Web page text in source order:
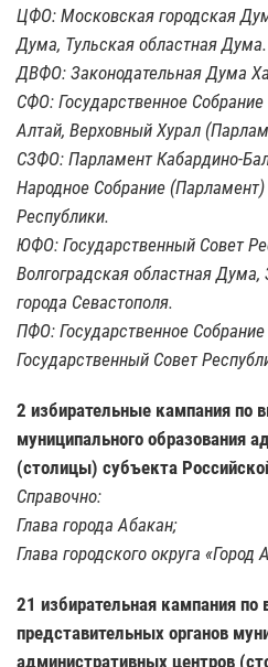
ЦФО: Московская городская
Дума, Тульская областная Дума.
ДВФО: Законодательная Дума
СФО: Государственное
Алтай, Верховный Хурал
СЗФО: Парламент Кабардино-
Народное Собрание
Республики.
ЮФО: Государственный Совет
Волгоградская областная
города Севастополя.
ПФО: Государственное
Государственный Совет
2 избирательные кампания по
муниципального образования
(столицы) субъекта
Справочно:
Глава города Абакан;
Глава городского округа «Город
21 избирательная кампания
представительных органов
административных центров